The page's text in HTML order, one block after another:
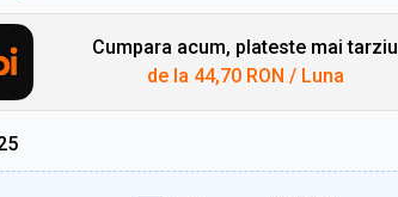
Cumpara acum, plateste mai tarziu
de la 44,70 RON / Luna